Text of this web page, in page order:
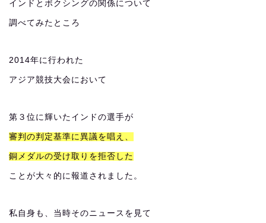
インドとボクシングの関係について
調べてみたところ
2014年に行われた
アジア競技大会において
第３位に輝いたインドの選手が
審判の判定基準に異議を唱え、
銅メダルの受け取りを拒否した
ことが大々的に報道されました。
私自身も、当時そのニュースを見て